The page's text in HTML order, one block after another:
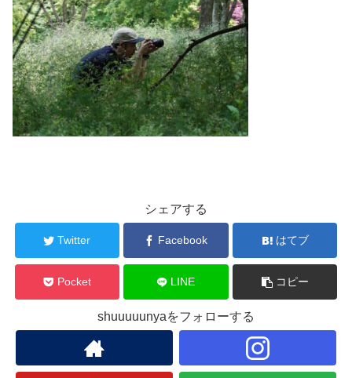
シェアする
Twitter Facebook はてブ
Pocket LINE コピー
shuuuuunyaをフォローする